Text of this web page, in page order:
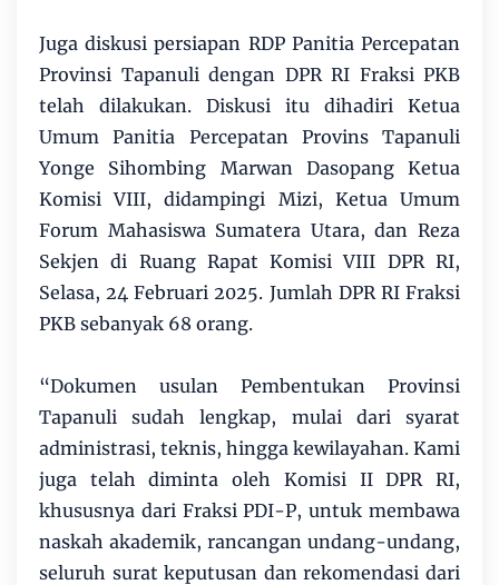
Juga diskusi persiapan RDP Panitia Percepatan
Provinsi Tapanuli dengan DPR RI Fraksi PKB
telah dilakukan. Diskusi itu dihadiri Ketua
Umum Panitia Percepatan Provins Tapanuli
Yonge Sihombing Marwan Dasopang Ketua
Komisi VIII, didampingi Mizi, Ketua Umum
Forum Mahasiswa Sumatera Utara, dan Reza
Sekjen di Ruang Rapat Komisi VIII DPR RI,
Selasa, 24 Februari 2025. Jumlah DPR RI Fraksi
PKB sebanyak 68 orang.
“Dokumen usulan Pembentukan Provinsi
Tapanuli sudah lengkap, mulai dari syarat
administrasi, teknis, hingga kewilayahan. Kami
juga telah diminta oleh Komisi II DPR RI,
khususnya dari Fraksi PDI-P, untuk membawa
naskah akademik, rancangan undang-undang,
seluruh surat keputusan dan rekomendasi dari